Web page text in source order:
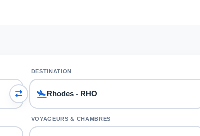
DESTINATION
VOYAGEURS & CHAMBRES